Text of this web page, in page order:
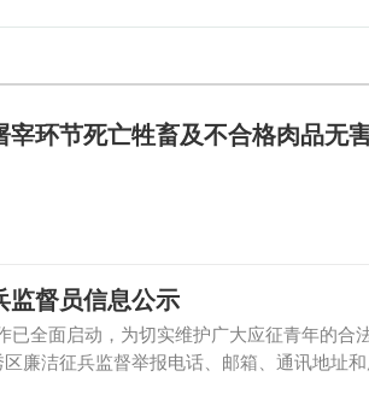
宰环节死亡牲畜及不合格肉品无
监督员信息公示
面启动，为切实维护广大应征青年的合
区廉洁征兵监督举报电话、邮箱、通讯地址